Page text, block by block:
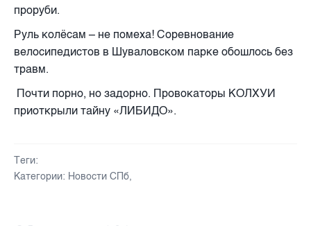
проруби.
Руль колёсам – не помеха! Соревнование
велосипедистов в Шуваловском парке обошлось без
травм.
Почти порно, но задорно. Провокаторы КОЛХУИ
приоткрыли тайну «ЛИБИДО».
Теги:
Категории: Новости СПб,